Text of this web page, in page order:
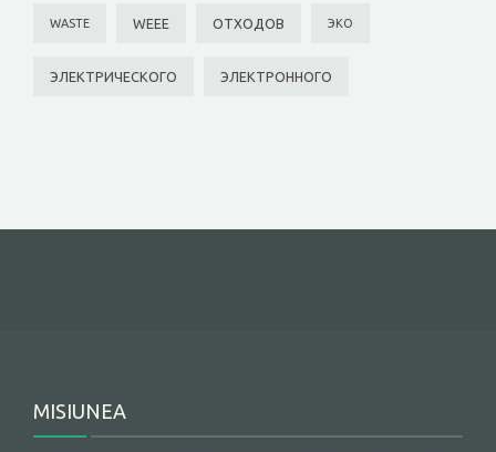
WASTE WEEE ОТХОДОВ ЭКО
ЭЛЕКТРИЧЕСКОГО ЭЛЕКТРОННОГО
MISIUNEA